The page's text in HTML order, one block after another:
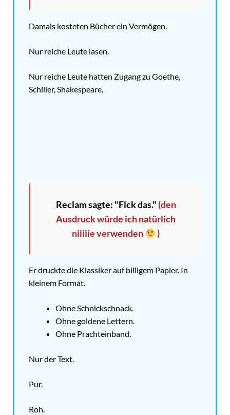
Damals kosteten Bücher ein Vermögen.
Nur reiche Leute lasen.
Nur reiche Leute hatten Zugang zu Goethe,
Schiller, Shakespeare.
Reclam sagte: "Fick das." (den
Ausdruck würde ich natürlich
niiiiie verwenden
)
Er druckte die Klassiker auf billigem Papier. In
kleinem Format.
Ohne Schnickschnack.
Ohne goldene Lettern.
Ohne Prachteinband.
Nur der Text.
Pur.
Roh.